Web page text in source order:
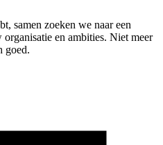
samen zoeken we naar een
en ambities. Niet meer
goed.